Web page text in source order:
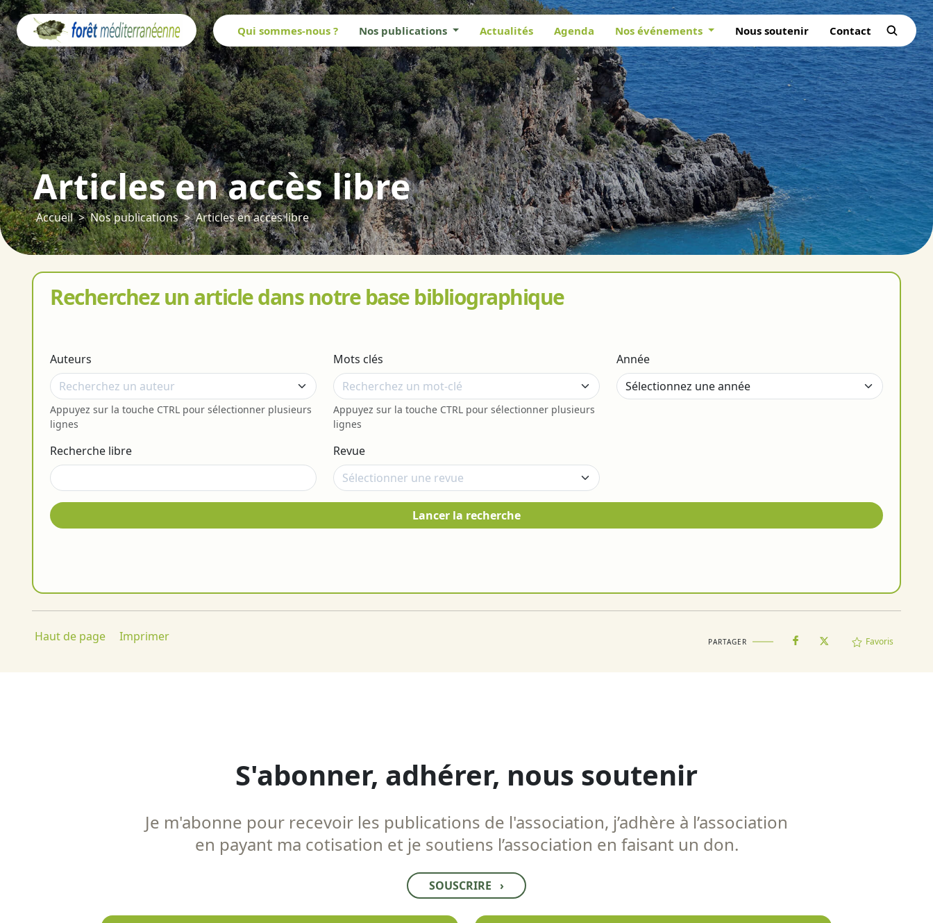
Qui sommes-nous ? Nos publications Actualités Agenda Nos événements Nous soutenir Contact
Articles en accès libre
Accueil Nos publications Articles en accès libre
Recherchez un article dans notre base bibliographique
Auteurs
Appuyez sur la touche CTRL pour sélectionner plusieurs
lignes
Mots clés
Appuyez sur la touche CTRL pour sélectionner plusieurs
lignes
Année
Recherche libre Revue
Lancer la recherche
Haut de page Imprimer PARTAGER Favoris
S'abonner, adhérer, nous soutenir
Je m'abonne pour recevoir les publications de l'association, j’adhère à l’association
en payant ma cotisation et je soutiens l’association en faisant un don.
SOUSCRIRE ›
Panneau de gestion des cookies